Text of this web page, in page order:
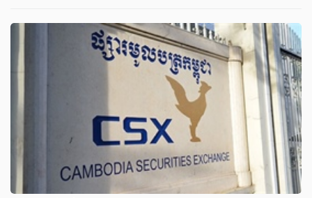
Mã
Chỉ số Chứng chỉ quỹ